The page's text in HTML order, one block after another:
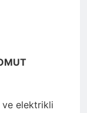
ve elektrikli